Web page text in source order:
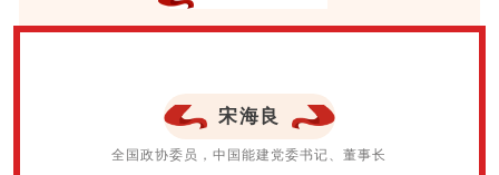
宋海良
全国政协委员，中国能建党委书记、董事长